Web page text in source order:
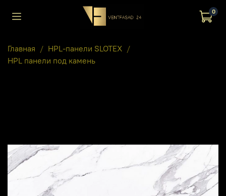
0
Главная
HPL-панели SLOTEX
HPL панели под камень